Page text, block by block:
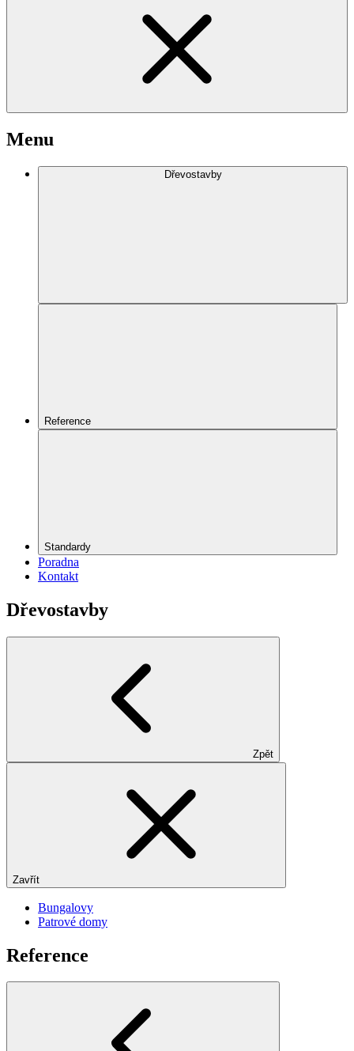
Menu
Dřevostavby
Reference
Standardy
Poradna
Kontakt
Dřevostavby
Zpět
Zavřít
Bungalovy
Patrové domy
Reference